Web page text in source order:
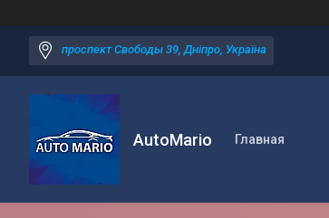
проспект Свободы 39, Дніпро, Україна
AutoMario Главная